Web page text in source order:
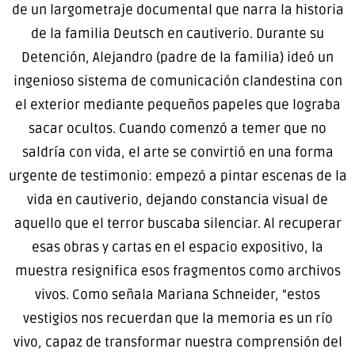
de un largometraje documental que narra la historia
de la familia Deutsch en cautiverio. Durante su
Detención, Alejandro (padre de la familia) ideó un
ingenioso sistema de comunicación clandestina con
el exterior mediante pequeños papeles que lograba
sacar ocultos. Cuando comenzó a temer que no
saldría con vida, el arte se convirtió en una forma
urgente de testimonio: empezó a pintar escenas de la
vida en cautiverio, dejando constancia visual de
aquello que el terror buscaba silenciar. Al recuperar
esas obras y cartas en el espacio expositivo, la
muestra resignifica esos fragmentos como archivos
vivos. Como señala Mariana Schneider, “estos
vestigios nos recuerdan que la memoria es un río
vivo, capaz de transformar nuestra comprensión del